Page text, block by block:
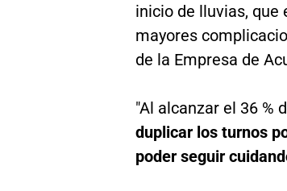
inicio de lluvias,
mayores
de la Empresa de
"Al alcanzar el 36 %
duplicar los turnos
poder seguir